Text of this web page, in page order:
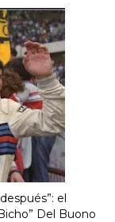
el
Del Buono